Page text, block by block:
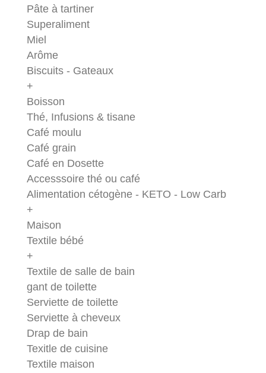
Pâte à tartiner
Superaliment
Miel
Arôme
Biscuits - Gateaux
+
Boisson
Thé, Infusions & tisane
Café moulu
Café grain
Café en Dosette
Accesssoire thé ou café
Alimentation cétogène - KETO - Low Carb
+
Maison
Textile bébé
+
Textile de salle de bain
gant de toilette
Serviette de toilette
Serviette à cheveux
Drap de bain
Texitle de cuisine
Textile maison